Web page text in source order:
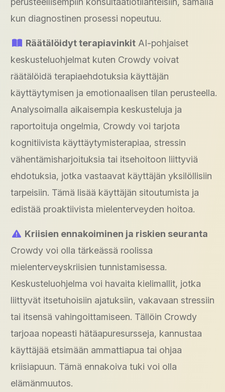
kun diagnostinen prosessi nopeutuu.
Räätälöidyt terapiavinkit AI-pohjaiset
keskusteluohjelmat kuten Crowdy voivat
räätälöidä terapiaehdotuksia käyttäjän
käyttäytymisen ja emotionaalisen tilan perusteella.
Analysoimalla aikaisempia keskusteluja ja
raportoituja ongelmia, Crowdy voi tarjota
kognitiivista käyttäytymisterapiaa, stressin
vähentämisharjoituksia tai itsehoitoon liittyviä
ehdotuksia, jotka vastaavat käyttäjän yksilöllisiin
tarpeisiin. Tämä lisää käyttäjän sitoutumista ja
edistää proaktiivista mielenterveyden hoitoa.
Kriisien ennakoiminen ja riskien seuranta
Crowdy voi olla tärkeässä roolissa
mielenterveyskriisien tunnistamisessa.
Keskusteluohjelma voi havaita kielimallit, jotka
liittyvät itsetuhoisiin ajatuksiin, vakavaan stressiin
tai itsensä vahingoittamiseen. Tällöin Crowdy
tarjoaa nopeasti hätäapuresursseja, kannustaa
käyttäjää etsimään ammattiapua tai ohjaa
kriisiapuun. Tämä ennakoiva tuki voi olla
elämänmuutos.